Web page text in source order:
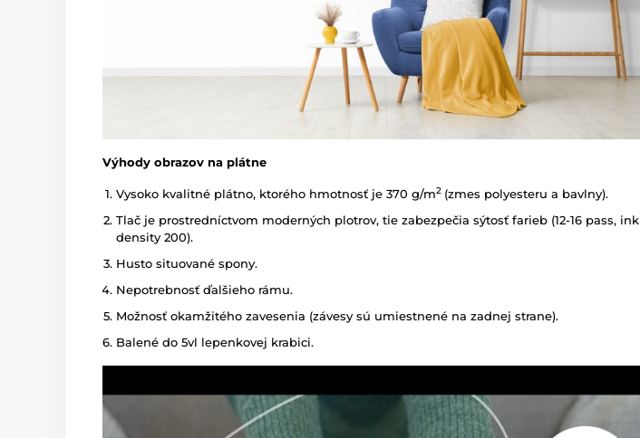
Výhody obrazov na plátne
Vysoko kvalitné plátno, ktorého hmotnosť je 370 g/m2 (zmes polyesteru a bavlny).
Tlač je prostredníctvom moderných plotrov, tie zabezpečia sýtosť farieb (12-16 pass, ink
density 200).
Husto situované spony.
Nepotrebnosť ďalšieho rámu.
Možnosť okamžitého zavesenia (závesy sú umiestnené na zadnej strane).
Balené do 5vl lepenkovej krabici.